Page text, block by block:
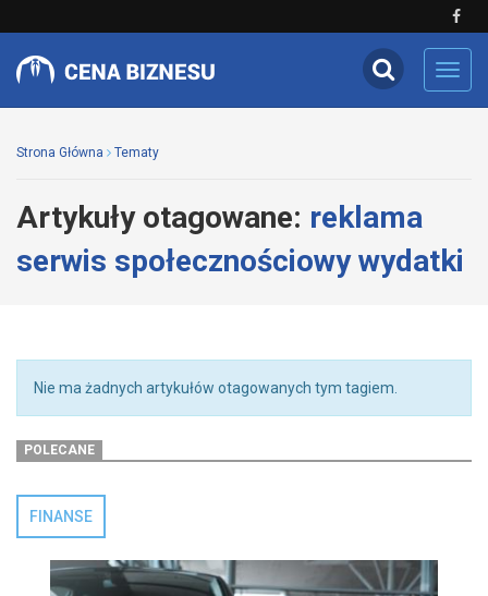
Strona Główna Tematy
Artykuły otagowane: reklama
serwis społecznościowy wydatki
Nie ma żadnych artykułów otagowanych tym tagiem.
POLECANE
FINANSE